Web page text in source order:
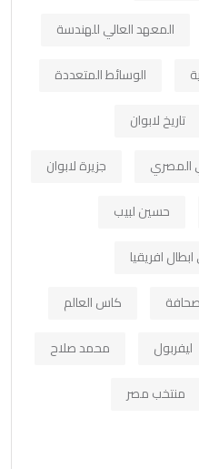
المعهد العالي للهندسة
الوسائط المتعددة
تاريخ لابوان
المصري
جزيرة لابوان
حسين لبيب
افريقيا
صحافة
كاس العالم
ليفربول
محمد صلاح
منتخب مصر